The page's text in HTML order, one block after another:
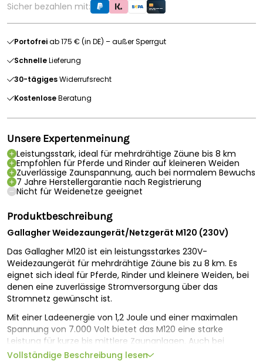
Sicher bezahlen mit:
Portofreiab 175 € (in DE) – außer Sperrgut
SchnelleLieferung
30-tägigesWiderrufsrecht
KostenloseBeratung
Unsere Expertenmeinung
Leistungsstark, ideal für mehrdrähtige Zäune bis 8 km
Empfohlen für Pferde und Rinder auf kleineren Weiden
Zuverlässige Zaunspannung, auch bei normalem Bewuchs
7 Jahre Herstellergarantie nach Registrierung
Nicht für Weidenetze geeignet
Produktbeschreibung
Gallagher Weidezaungerät/Netzgerät M120 (230V)
Das Gallagher M120 ist ein leistungsstarkes 230V-
Weidezaungerät für mehrdrähtige Zäune bis zu 8 km. Es
eignet sich ideal für Pferde, Rinder und kleinere Weiden, bei
denen eine zuverlässige Stromversorgung über das
Stromnetz gewünscht ist.
Mit einer Ladeenergie von 1,2 Joule und einer maximalen
Spannung von 7.000 Volt bietet das M120 eine starke
Leistung für kurze bis mittlere Zaunanlagen. Auch bei
normalem Bewuchs hält das Gerät die Spannung zuverlässig
Vollständige Beschreibung lesen